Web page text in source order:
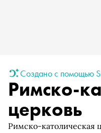
Создано с помощью
Римско-
церковь
Римско-католическая